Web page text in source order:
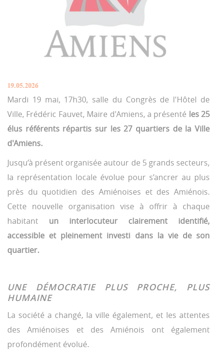
19.05.2026
Mardi 19 mai, 17h30, salle du Congrès de l'Hôtel de
Ville, Frédéric Fauvet, Maire d'Amiens, a présenté les 25
élus référents répartis sur les 27 quartiers de la Ville
d'Amiens.
Jusqu’à présent organisée autour de 5 grands secteurs,
la représentation locale évolue pour s’ancrer au plus
près du quotidien des Amiénoises et des Amiénois.
Cette nouvelle organisation vise à offrir à chaque
habitant un interlocuteur clairement identifié,
accessible et pleinement investi dans la vie de son
quartier.
UNE DÉMOCRATIE PLUS PROCHE, PLUS
HUMAINE
La société a changé, la ville également, et les attentes
des Amiénoises et des Amiénois ont également
profondément évolué.